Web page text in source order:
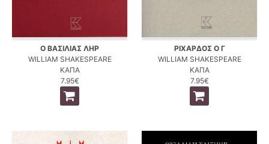
Ο ΒΑΣΙΛΙΑΣ ΛΗΡ
WILLIAM SHAKESPEARE
ΚΑΠΑ
7.95€
ΡΙΧΑΡΔΟΣ Ο Γ
WILLIAM SHAKESPEARE
ΚΑΠΑ
7.95€